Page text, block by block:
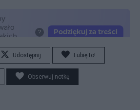
Udostępnij Lubię to!
Obserwuj notkę